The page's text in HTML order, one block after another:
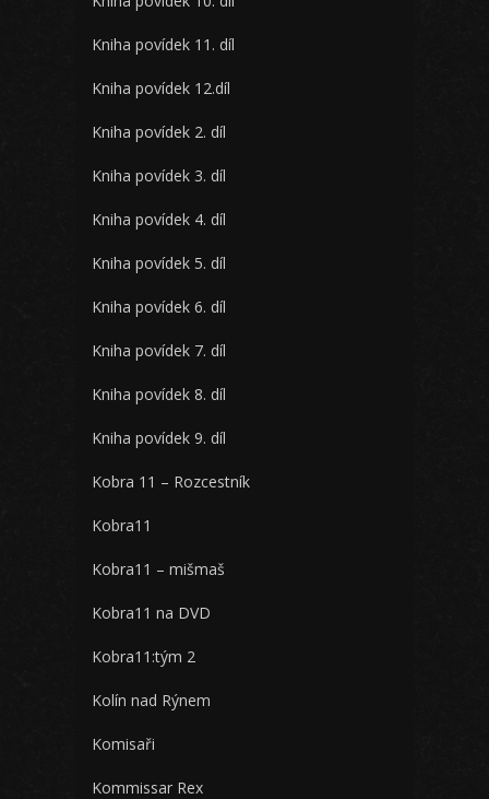
Kniha povídek 11. díl
Kniha povídek 12.díl
Kniha povídek 2. díl
Kniha povídek 3. díl
Kniha povídek 4. díl
Kniha povídek 5. díl
Kniha povídek 6. díl
Kniha povídek 7. díl
Kniha povídek 8. díl
Kniha povídek 9. díl
Kobra 11 – Rozcestník
Kobra11
Kobra11 – mišmaš
Kobra11 na DVD
Kobra11:tým 2
Kolín nad Rýnem
Komisaři
Kommissar Rex